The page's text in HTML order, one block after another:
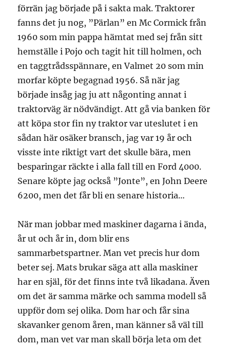
förrän jag började på i sakta mak. Traktorer
fanns det ju nog, ”Pärlan” en Mc Cormick från
1960 som min pappa hämtat med sej från sitt
hemställe i Pojo och tagit hit till holmen, och
en taggtrådsspännare, en Valmet 20 som min
morfar köpte begagnad 1956. Så när jag
började insåg jag ju att någonting annat i
traktorväg är nödvändigt. Att gå via banken för
att köpa stor fin ny traktor var uteslutet i en
sådan här osäker bransch, jag var 19 år och
visste inte riktigt vart det skulle bära, men
besparingar räckte i alla fall till en Ford 4000.
Senare köpte jag också ”Jonte”, en John Deere
6200, men det får bli en senare historia…
När man jobbar med maskiner dagarna i ända,
år ut och år in, dom blir ens
sammarbetspartner. Man vet precis hur dom
beter sej. Mats brukar säga att alla maskiner
har en själ, för det finns inte två likadana. Även
om det är samma märke och samma modell så
uppför dom sej olika. Dom har och får sina
skavanker genom åren, man känner så väl till
dom, man vet var man skall börja leta om det